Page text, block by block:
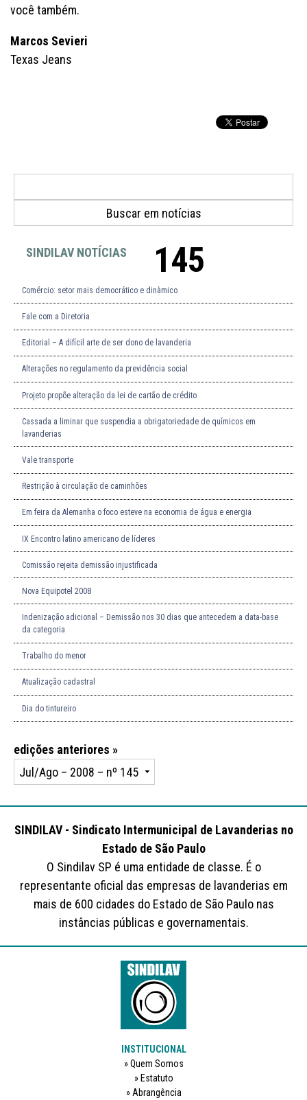
você também.
Marcos Sevieri
Texas Jeans
SINDILAV NOTÍCIAS 145
Comércio: setor mais democrático e dinàmico
Fale com a Diretoria
Editorial – A difícil arte de ser dono de lavanderia
Alterações no regulamento da previdência social
Projeto propõe alteração da lei de cartão de crédito
Cassada a liminar que suspendia a obrigatoriedade de químicos em
lavanderias
Vale transporte
Restrição à circulação de caminhões
Em feira da Alemanha o foco esteve na economia de água e energia
IX Encontro latino americano de líderes
Comissão rejeita demissão injustificada
Nova Equipotel 2008
Indenização adicional – Demissão nos 30 dias que antecedem a data-base
da categoria
Trabalho do menor
Atualização cadastral
Dia do tintureiro
edições anteriores »
SINDILAV - Sindicato Intermunicipal de Lavanderias no
Estado de São Paulo
O Sindilav SP é uma entidade de classe. É o
representante oficial das empresas de lavanderias em
mais de 600 cidades do Estado de São Paulo nas
instâncias públicas e governamentais.
INSTITUCIONAL
Quem Somos
Estatuto
Abrangência